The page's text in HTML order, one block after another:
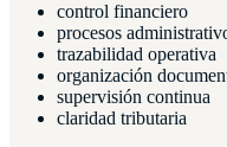
control financiero
procesos
trazabilidad operativa
organización
supervisión continua
claridad tributaria